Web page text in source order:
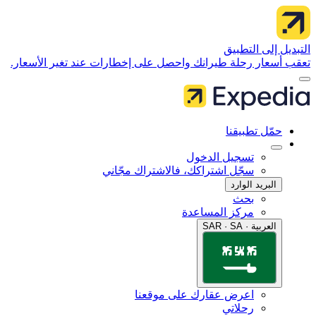
إلى التطبيق
رحلة طيرانك واحصل على إخطارات عند تغير الأسعار.
تطبيقنا
تسجيل الدخول
سجّل اشتراكك، فالاشتراك مجّاني
البريد الوارد
مركز المساعدة
اعرض عقارك على موقعنا
رحلاتي